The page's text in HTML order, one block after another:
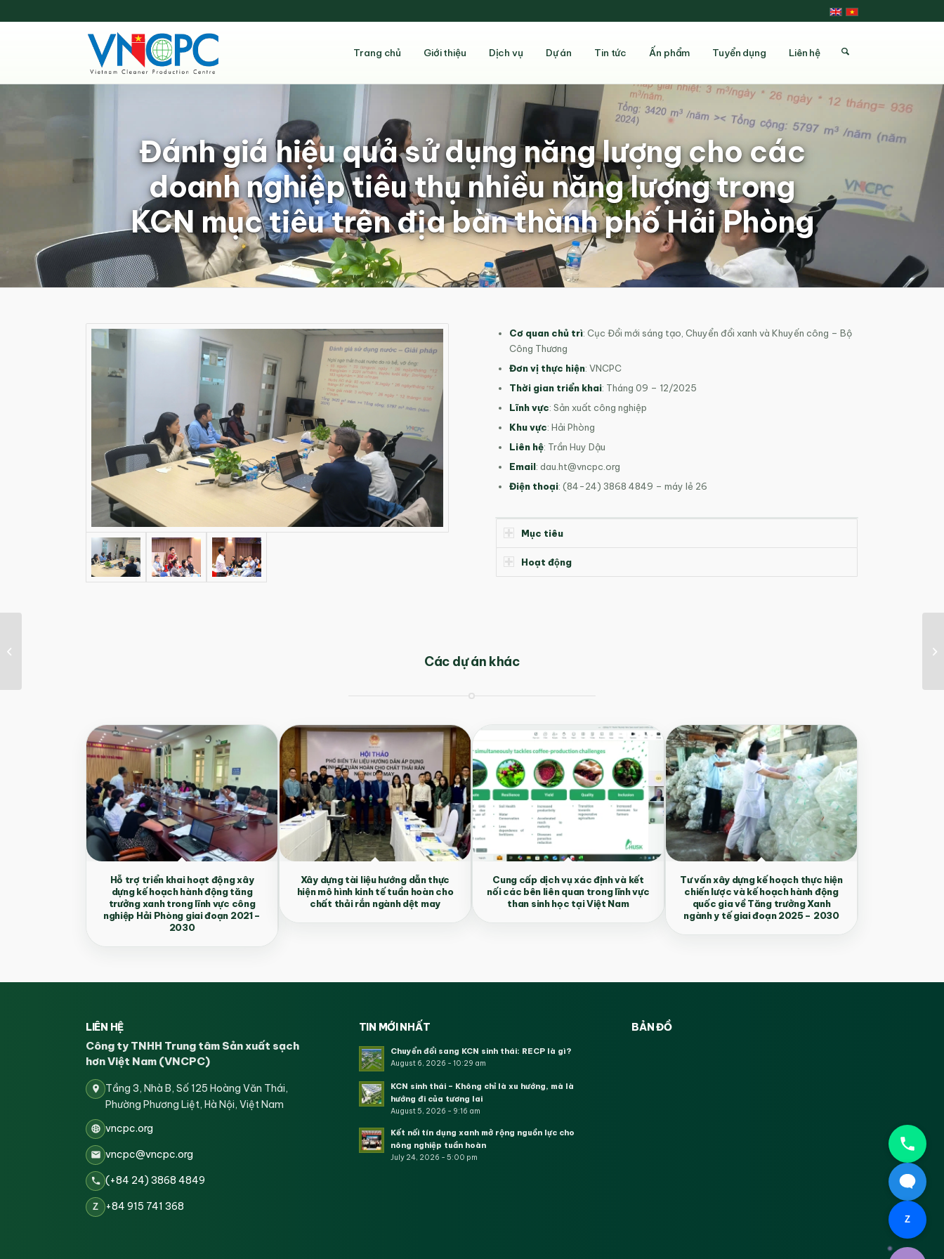
Trang chủ Giới thiệu Dịch vụ Dự án Tin tức Ấn phẩm Tuyển dụng Liên hệ
Đánh giá hiệu quả sử dụng năng lượng cho các
doanh nghiệp tiêu thụ nhiều năng lượng trong
KCN mục tiêu trên địa bàn thành phố Hải Phòng
Cơ quan chủ trì: Cục Đổi mới sáng tạo, Chuyển đổi xanh và Khuyến công – Bộ
Công Thương
Đơn vị thực hiện: VNCPC
Thời gian triển khai: Tháng 09 – 12/2025
Lĩnh vực: Sản xuất công nghiệp
Khu vực: Hải Phòng
Liên hệ: Trần Huy Dậu
Email: dau.ht@vncpc.org
Điện thoại: (84-24) 3868 4849 – máy lẻ 26
Mục tiêu
Hoạt động
Các dự án khác
Hỗ trợ triển khai hoạt động xây
dựng kế hoạch hành động tăng
trưởng xanh trong lĩnh vực công
nghiệp Hải Phòng giai đoạn 2021 –
2030
Xây dựng tài liệu hướng dẫn thực
hiện mô hình kinh tế tuần hoàn cho
chất thải rắn ngành dệt may
Cung cấp dịch vụ xác định và kết
nối các bên liên quan trong lĩnh vực
than sinh học tại Việt Nam
Tư vấn xây dựng kế hoạch thực hiện
chiến lược và kế hoạch hành động
quốc gia về Tăng trưởng Xanh
ngành y tế giai đoạn 2025 – 2030
LIÊN HỆ
Công ty TNHH Trung tâm Sản xuất sạch
hơn Việt Nam (VNCPC)
Tầng 3, Nhà B, Số 125 Hoàng Văn Thái,
Phường Phương Liệt, Hà Nội, Việt Nam
vncpc.org
vncpc@vncpc.org
(+84 24) 3868 4849
Z +84 915 741 368
TIN MỚI NHẤT
Chuyển đổi sang KCN sinh thái: RECP là gì?
August 6, 2026 - 10:29 am
KCN sinh thái – Không chỉ là xu hướng, mà là
hướng đi của tương lai
August 5, 2026 - 9:16 am
Kết nối tín dụng xanh mở rộng nguồn lực cho
nông nghiệp tuần hoàn
July 24, 2026 - 5:00 pm
BẢN ĐỒ
Z